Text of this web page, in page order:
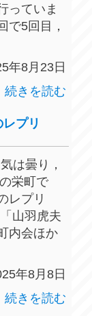
っていま
で5回目，
年8月23日
続きを読む
プリ
は曇り，
栄町で
レプリ
山羽虎夫
内会ほか
年8月8日
続きを読む